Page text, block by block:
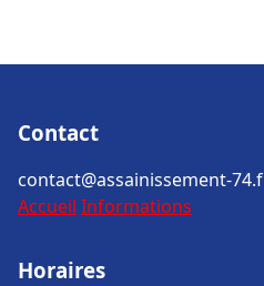
Contact
contact@assainissement-
Accueil Informations
Horaires